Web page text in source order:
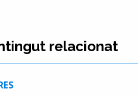
relacionat